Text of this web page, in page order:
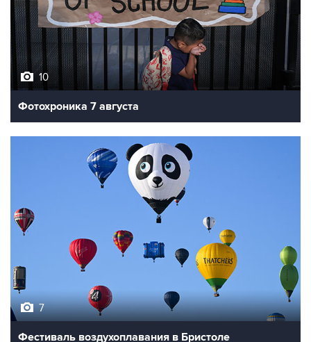
10
Фотохроника 7 августа
Фестиваль воздухоплавания в Бристоле